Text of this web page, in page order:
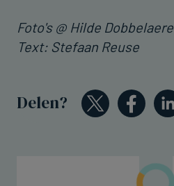
Foto's @ Hilde Dobbelaere
Text: Stefaan Reuse
Delen?